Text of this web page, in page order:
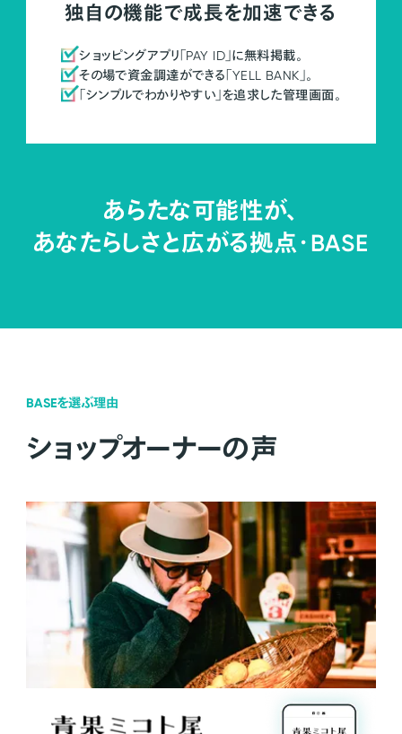
独自の機能で成長を加速できる
ショッピングアプリ「PAY ID」に無料掲載。
その場で資金調達ができる「YELL BANK」。
「シンプルでわかりやすい」を追求した管理画面。
あらたな可能性が、
あなたらしさと広がる拠点・BASE
BASEを選ぶ理由
ショップオーナーの声